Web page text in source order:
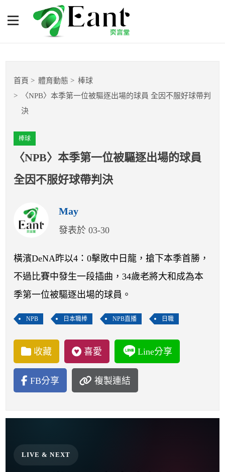
〈NPB〉本季第一位被驅逐
出場的球員 全因不服好球帶
籃球
棒球
球隊數據
開賽列表
運彩教學專區
首頁 體育動態
棒球
〈NPB〉本季第一位被驅逐出場的球員 全因不服好球帶判
決
棒球
〈NPB〉本季第一位被驅逐出場的球員
全因不服好球帶判決
May
發表於 03-30
橫濱DeNA昨以4：0擊敗中日龍，搶下本季首勝，
不過比賽中發生一段插曲，34歲老將大和成為本
季第一位被驅逐出場的球員。
NPB 日本職棒 NPB直播 日職
收藏 喜愛 Line分享
FB分享 複製連結
LIVE & NEXT